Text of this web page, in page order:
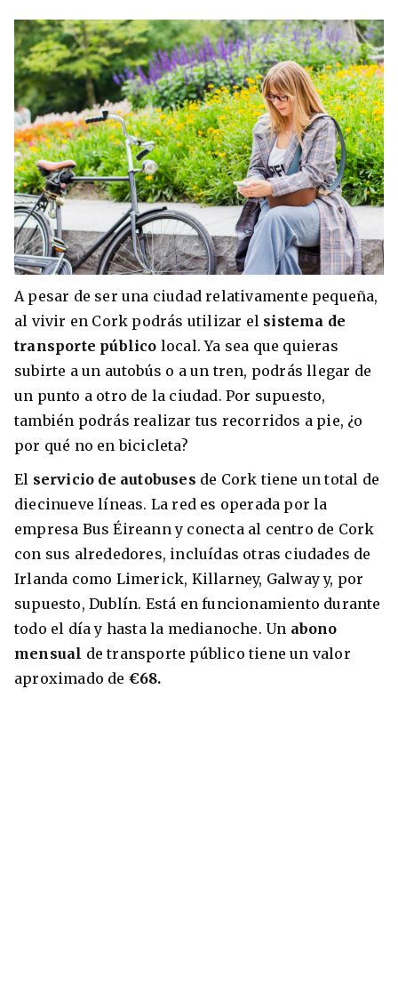
A pesar de ser una ciudad relativamente pequeña,
al vivir en Cork podrás utilizar el sistema de
transporte público local. Ya sea que quieras
subirte a un autobús o a un tren, podrás llegar de
un punto a otro de la ciudad. Por supuesto,
también podrás realizar tus recorridos a pie, ¿o
por qué no en bicicleta?
El servicio de autobuses de Cork tiene un total de
diecinueve líneas. La red es operada por la
empresa Bus Éireann y conecta al centro de Cork
con sus alrededores, incluídas otras ciudades de
Irlanda como Limerick, Killarney, Galway y, por
supuesto, Dublín. Está en funcionamiento durante
todo el día y hasta la medianoche. Un abono
mensual de transporte público tiene un valor
aproximado de €68.